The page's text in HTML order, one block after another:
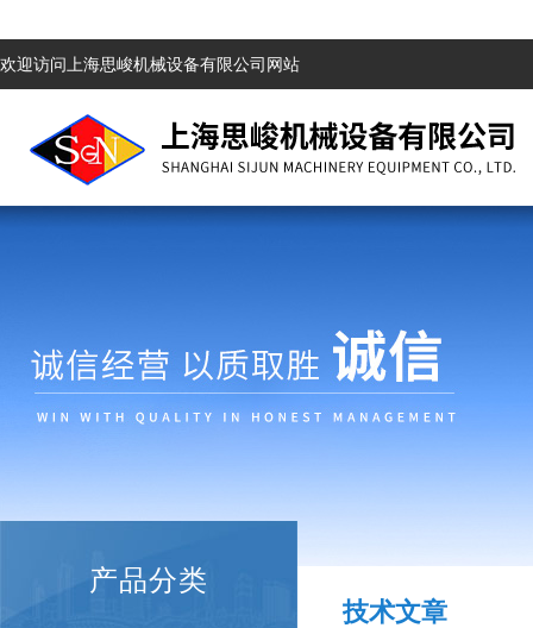
欢迎访问上海思峻机械设备有限公司网站
产品分类
技术文章